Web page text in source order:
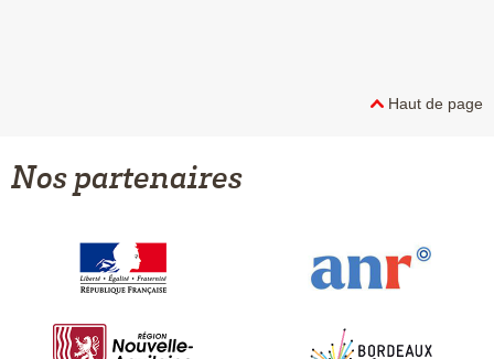
Haut de page
Nos partenaires